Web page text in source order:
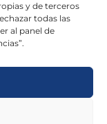
y de terceros
todas las
al panel de